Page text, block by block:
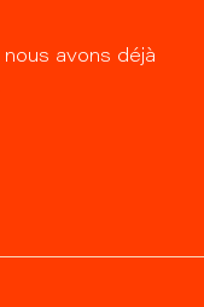
avons déjà